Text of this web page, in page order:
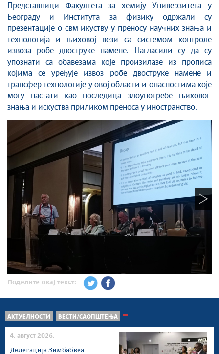
Представници Факултета за хемију Универзитета у
Београду и Института за физику одржали су
презентације о свм икуству у преносу научних знања и
технологија и њиховој вези са системом контроле
извоза робе двоструке намене. Нагласили су да су
упознати са обавезама које произилазе из прописа
којима се уређује извоз робе двоструке намене и
трансфер технологије у овој области и опасностима које
могу настати као последица злоупотребе њиховог
знања и искуства приликом преноса у иностранство.
Поделите овај текст:
АКТУЕЛНОСТИ ВЕСТИ/САОПШТЕЊА
4. август 2026.
Делегација Зимбабвеа